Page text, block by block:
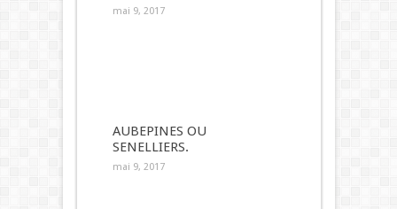
mai 9, 2017
AUBEPINES OU
SENELLIERS.
mai 9, 2017